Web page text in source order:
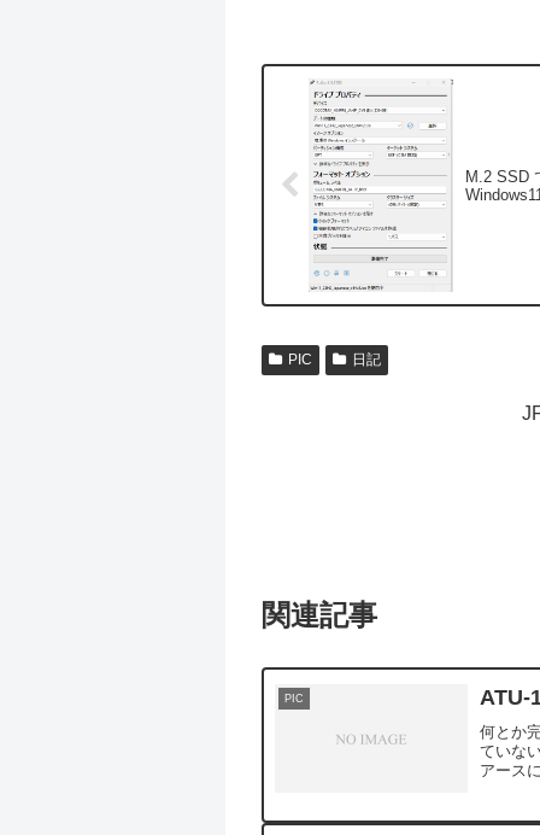
M.2 SSD
PIC 日記
関連記事
PIC ATU-
何とか
ていな
アース